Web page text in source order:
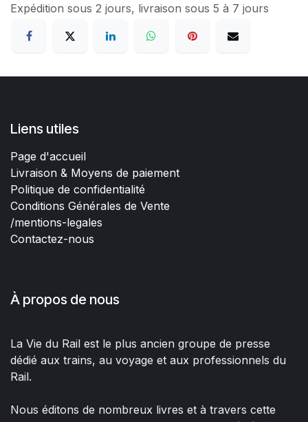
Expédition sous 2 jours, livraison sous 5 à 7 jours
Liens utiles
Page d'accueil
Livraison & Moyens de paiement
Politique de confidentialité
Conditions Générales de Vente
/mentions-legales
Contactez-nous
À propos de nous
La Vie du Rail est le plus ancien groupe de presse
dédié aux trains, au voyage et aux professionnels du
Rail.
Nous éditons de nombreux livres et à travers cette